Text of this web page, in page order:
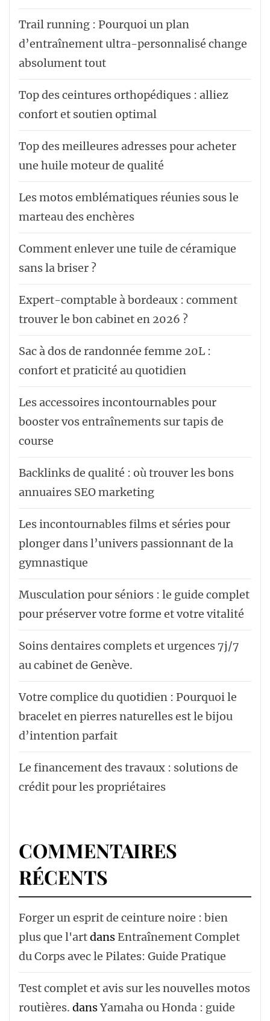
Trail running : Pourquoi un plan
d’entraînement ultra-personnalisé change
absolument tout
Top des ceintures orthopédiques : alliez
confort et soutien optimal
Top des meilleures adresses pour acheter
une huile moteur de qualité
Les motos emblématiques réunies sous le
marteau des enchères
Comment enlever une tuile de céramique
sans la briser ?
Expert-comptable à bordeaux : comment
trouver le bon cabinet en 2026 ?
Sac à dos de randonnée femme 20L :
confort et praticité au quotidien
Les accessoires incontournables pour
booster vos entraînements sur tapis de
course
Backlinks de qualité : où trouver les bons
annuaires SEO marketing
Les incontournables films et séries pour
plonger dans l’univers passionnant de la
gymnastique
Musculation pour séniors : le guide complet
pour préserver votre forme et votre vitalité
Soins dentaires complets et urgences 7j/7
au cabinet de Genève.
Votre complice du quotidien : Pourquoi le
bracelet en pierres naturelles est le bijou
d’intention parfait
Le financement des travaux : solutions de
crédit pour les propriétaires
COMMENTAIRES
RÉCENTS
Forger un esprit de ceinture noire : bien
plus que l'artdansEntraînement Complet
du Corps avec le Pilates: Guide Pratique
Test complet et avis sur les nouvelles motos
routières. dansYamaha ou Honda : guide